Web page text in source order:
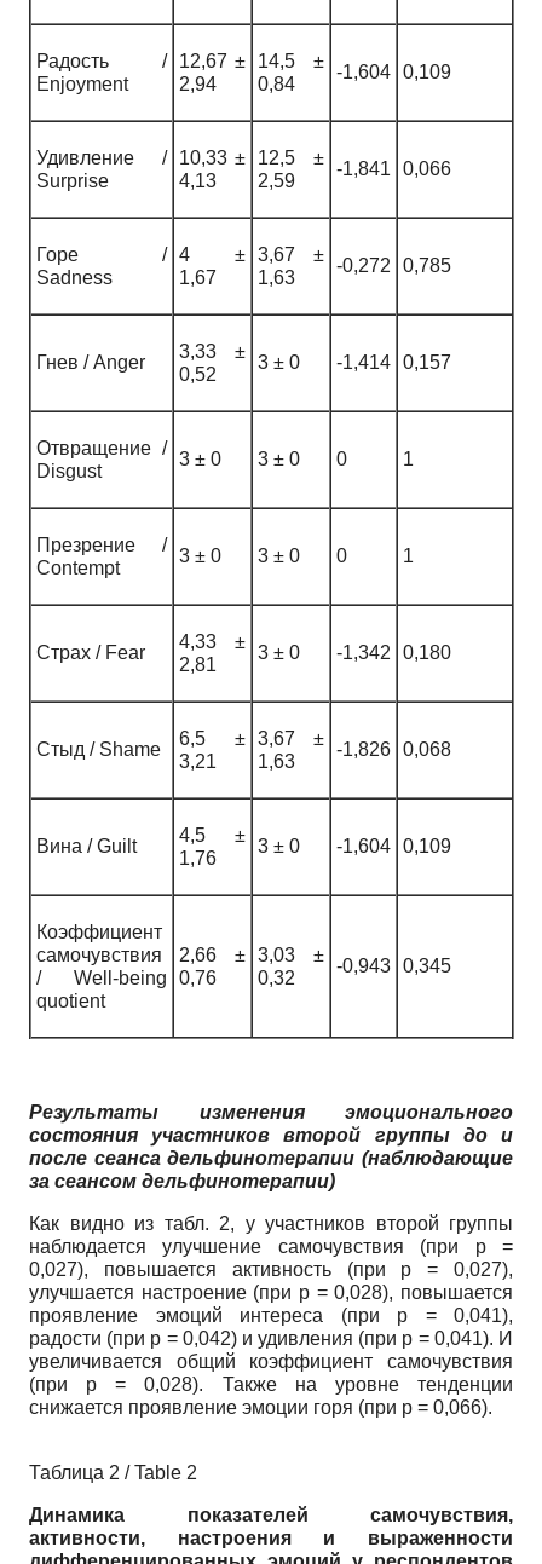
Радость /
Enjoyment
12,67 ±
2,94
14,5 ±
0,84
-1,604 0,109
Удивление /
Surprise
10,33 ±
4,13
12,5 ±
2,59
-1,841 0,066
Горе /
Sadness
4 ±
1,67
3,67 ±
1,63
-0,272 0,785
Гнев / Anger
3,33 ±
0,52
3 ± 0 -1,414 0,157
Отвращение /
Disgust
3 ± 0 3 ± 0 0 1
Презрение /
Contempt
3 ± 0 3 ± 0 0 1
Страх / Fear
4,33 ±
2,81
3 ± 0 -1,342 0,180
Стыд / Shame
6,5 ±
3,21
3,67 ±
1,63
-1,826 0,068
Вина / Guilt
4,5 ±
1,76
3 ± 0 -1,604 0,109
Коэффициент
самочувствия
/ Well-being
quotient
2,66 ±
0,76
3,03 ±
0,32
-0,943 0,345
Результаты изменения эмоционального
состояния участников второй группы до и
после сеанса дельфинотерапии (наблюдающие
за сеансом дельфинотерапии)
Как видно из табл. 2, у участников второй группы
наблюдается улучшение самочувствия (при р =
0,027), повышается активность (при р = 0,027),
улучшается настроение (при р = 0,028), повышается
проявление эмоций интереса (при р = 0,041),
радости (при р = 0,042) и удивления (при р = 0,041). И
увеличивается общий коэффициент самочувствия
(при р = 0,028). Также на уровне тенденции
снижается проявление эмоции горя (при р = 0,066).
Таблица 2 / Table 2
Динамика показателей самочувствия,
активности, настроения и выраженности